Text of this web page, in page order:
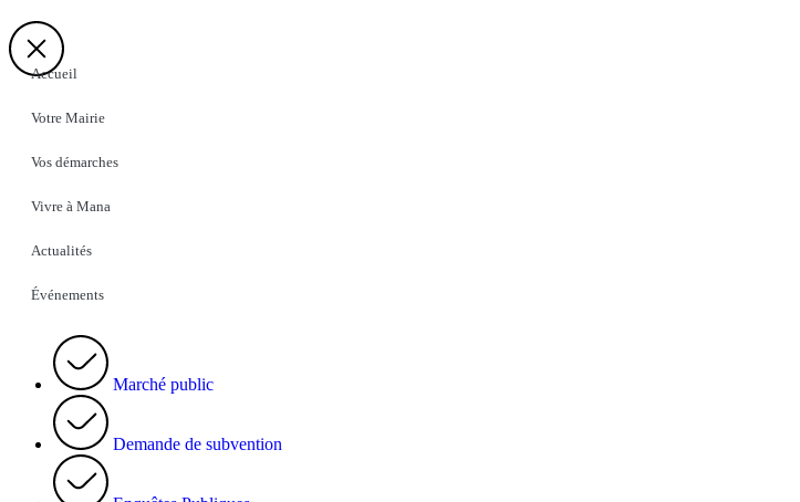
Accueil
Votre Mairie
Vos démarches
Vivre à Mana
Actualités
Événements
Marché public
Demande de subvention